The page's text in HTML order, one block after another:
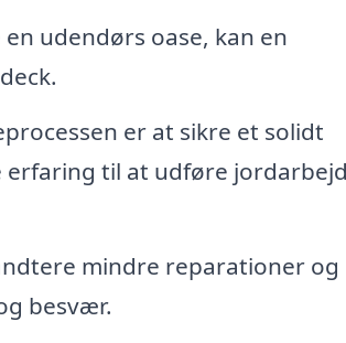
udendørs oase, kan en
er at sikre et solidt
til at udføre
mindre reparationer og
besvær.